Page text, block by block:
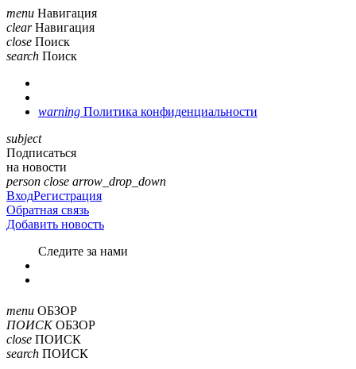
menu Навигация
clear Навигация
close Поиск
search Поиск
warning Политика конфиденциальности
subject
Подписаться
на новости
person close arrow_drop_down
ВходРегистрация
Обратная связь
Добавить новость
Cледите за нами
menu ОБЗОР
ПОИСК ОБЗОР
close ПОИСК
search ПОИСК